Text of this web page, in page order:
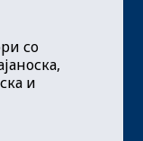
со
и